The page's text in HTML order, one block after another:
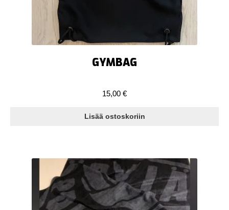
GYMBAG
15,00 €
Lisää ostoskoriin